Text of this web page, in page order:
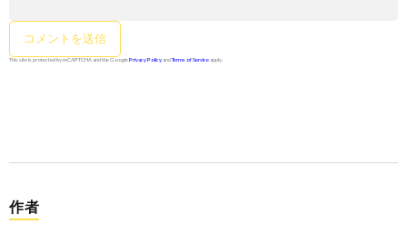
This site is protected by reCAPTCHA and the GooglePrivacy Policy andTerms of Service apply.
作者